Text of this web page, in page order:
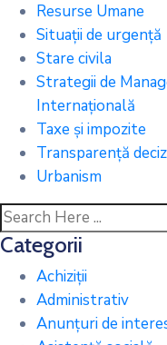
Resurse Umane
Situații de urgență
Stare civila
Strategii de
Internațională
Taxe și impozite
Transparență
Urbanism
Categorii
Achiziții
Administrativ
Anunțuri de